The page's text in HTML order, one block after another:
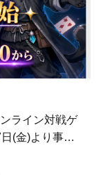
ライン対戦ゲ
(金)より事前